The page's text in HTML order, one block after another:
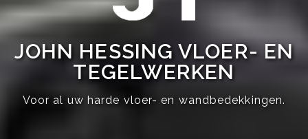
JOHN HESSING VLOER- EN
TEGELWERKEN
Voor al uw harde vloer- en wandbedekkingen.